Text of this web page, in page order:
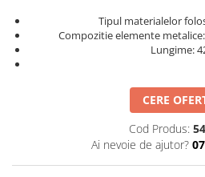
Tipul materialelor
Compozitie elemente
Lungime:
CERE
Cod Produs:
Ai nevoie de ajutor?